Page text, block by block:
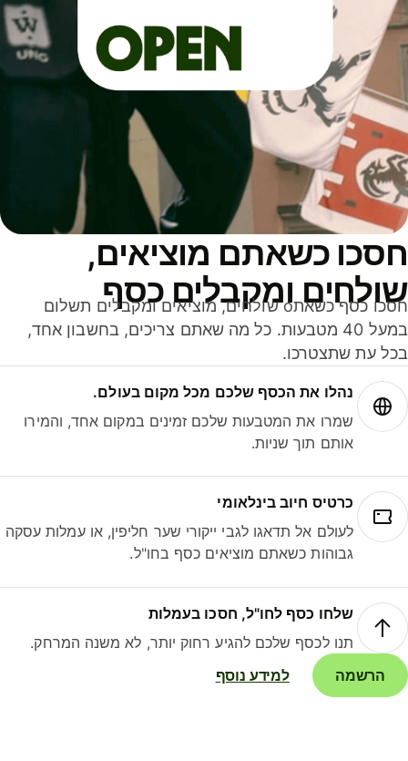
כשאתם מוציאים,
ומקבלים כסף
חסכו כסף כשאתo שולחים, מוציאים ומקבלים תשלום
במעל 40 מטבעות. כל מה שאתם צריכים, בחשבון אחד,
עת שתצטרכו.
נהלו את הכסף שלכם מכל מקום בעולם.
שמרו את המטבעות שלכם זמינים במקום אחד, והמירו
אותם תוך שניות.
כרטיס חיוב בינלאומי
לעולם אל תדאגו לגבי ייקורי שער חליפין, או עמלות עסקה
גבוהות כשאתם מוציאים כסף בחו"ל.
שלחו כסף לחו"ל, חסכו בעמלות
תנו לכסף שלכם להגיע רחוק יותר, לא משנה המרחק.
הרשמה
למידע נוסף